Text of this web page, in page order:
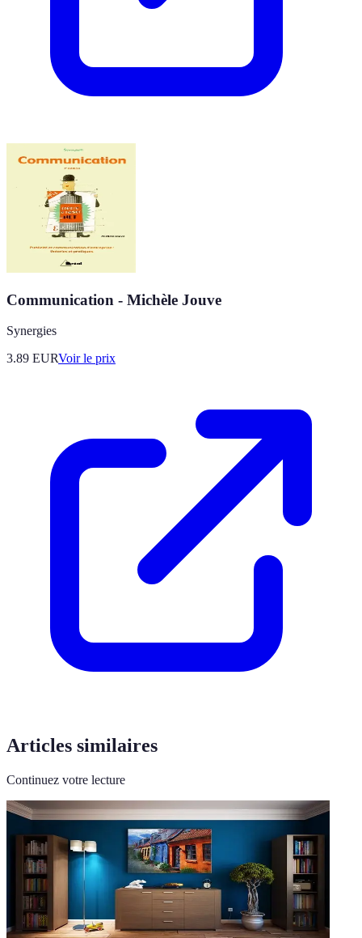
Communication - Michèle Jouve
Synergies
3.89 EURVoir le prix
Articles similaires
Continuez votre lecture